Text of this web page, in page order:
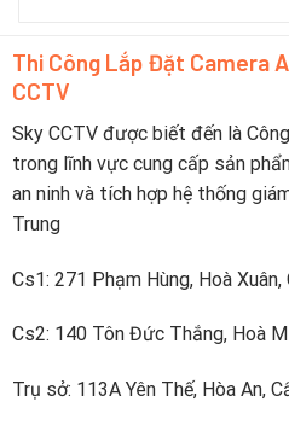
2
Thi Công Lắp Đặt Camera
CCTV
Sky CCTV được biết đến là
trong lĩnh vực cung cấp sản
an ninh và tích hợp hệ thống
Trung
Cs1: 271 Phạm Hùng, Hoà
Cs2: 140 Tôn Đức Thắng, Hoà
Trụ sở: 113A Yên Thế, Hòa An,